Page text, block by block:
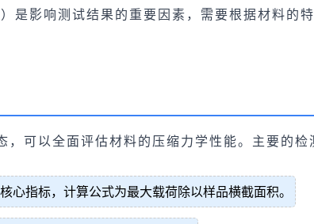
影响测试结果的重要因素，需要根据材料的
可以全面评估材料的压缩力学性能。主要的检
指标，计算公式为最大载荷除以样品横截面积。